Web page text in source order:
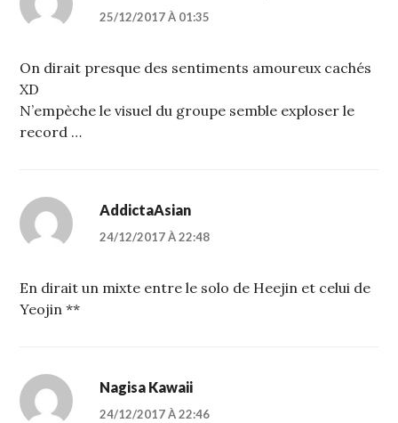
25/12/2017 À 01:35
On dirait presque des sentiments amoureux cachés
XD
N’empèche le visuel du groupe semble exploser le
record …
AddictaAsian
24/12/2017 À 22:48
En dirait un mixte entre le solo de Heejin et celui de
Yeojin **
Nagisa Kawaii
24/12/2017 À 22:46